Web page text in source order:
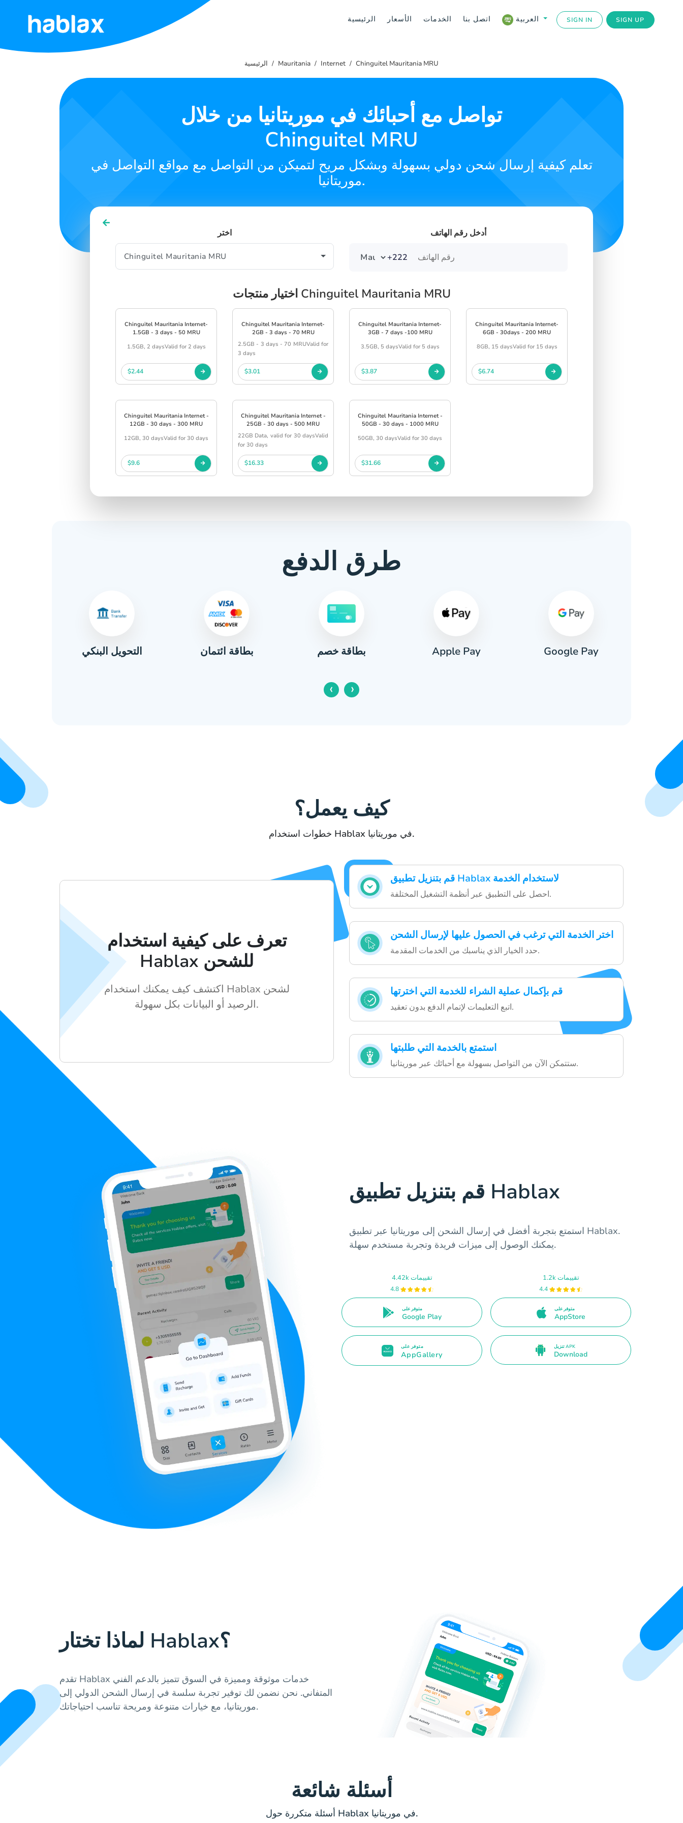
الرئيسية الأسعار الخدمات اتصل بنا SIGN IN SIGN UP
الرئيسية
SIGN UP
الرئيسية Mauritania Internet Chinguitel Mauritania MRU
تواصل مع أحبائك في موريتانيا من خلال
Chinguitel MRU
تعلم كيفية إرسال شحن دولي بسهولة وبشكل مريح لتميكن من التواصل مع مواقع التواصل في
موريتانيا.
اختر أدخل رقم الهاتف
+222
اختيار منتجات Chinguitel Mauritania MRU
Chinguitel Mauritania Internet-
1.5GB - 3 days - 50 MRU
1.5GB, 2 daysValid for 2 days
$2.44
Chinguitel Mauritania Internet-
2GB - 3 days - 70 MRU
2.5GB - 3 days - 70 MRUValid for
3 days
$3.01
Chinguitel Mauritania Internet-
3GB - 7 days -100 MRU
3.5GB, 5 daysValid for 5 days
$3.87
Chinguitel Mauritania Internet-
6GB - 30days - 200 MRU
8GB, 15 daysValid for 15 days
$6.74
Chinguitel Mauritania Internet -
12GB - 30 days - 300 MRU
12GB, 30 daysValid for 30 days
$9.6
Chinguitel Mauritania Internet -
25GB - 30 days - 500 MRU
22GB Data, valid for 30 daysValid
for 30 days
$16.33
Chinguitel Mauritania Internet -
50GB - 30 days - 1000 MRU
50GB, 30 daysValid for 30 days
$31.66
طرق الدفع
التحويل البنكي بطاقة ائتمان بطاقة خصم Apple Pay Google Pay
‹ ›
كيف يعمل؟
خطوات استخدام Hablax في موريتانيا.
قم بتنزيل تطبيق Hablax لاستخدام الخدمة
احصل على التطبيق عبر أنظمة التشغيل المختلفة.
اختر الخدمة التي ترغب في الحصول عليها لإرسال الشحن
حدد الخيار الذي يناسبك من الخدمات المقدمة.
قم بإكمال عملية الشراء للخدمة التي اخترتها
اتبع التعليمات لإتمام الدفع بدون تعقيد.
استمتع بالخدمة التي طلبتها
ستتمكن الآن من التواصل بسهولة مع أحبائك عبر موريتانيا.
تعرف على كيفية استخدام
Hablax للشحن
اكتشف كيف يمكنك استخدام Hablax لشحن
الرصيد أو البيانات بكل سهولة.
قم بتنزيل تطبيق Hablax
استمتع بتجربة أفضل في إرسال الشحن إلى موريتانيا عبر تطبيق Hablax.
يمكنك الوصول إلى ميزات فريدة وتجربة مستخدم سهلة.
4.42k تقييمات
4.8
متوفر على
Google Play
1.2k تقييمات
4.4
متوفر على
AppStore
متوفر على
AppGallery
تنزيل APK
Download
لماذا تختار Hablax؟
تقدم Hablax خدمات موثوقة ومميزة في السوق تتميز بالدعم الفني
المتفاني. نحن نضمن لك توفير تجربة سلسة في إرسال الشحن الدولي إلى
موريتانيا، مع خيارات متنوعة ومريحة تناسب احتياجاتك.
أسئلة شائعة
أسئلة متكررة حول Hablax في موريتانيا.